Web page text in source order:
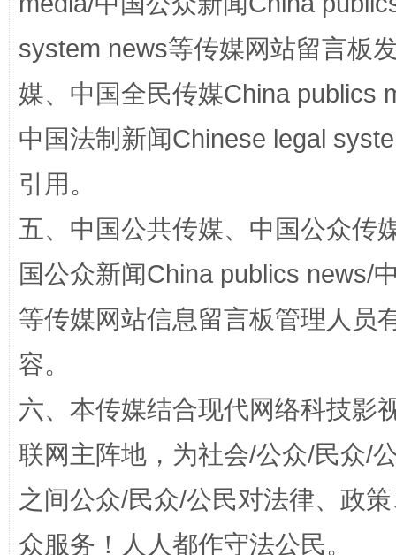
扯下公款旅游的“隐身衣” 如何以
system news等传媒网站留言板
媒、中国全民传媒China publics
中国法制新闻Chinese legal
引用。
五、中国公共传媒、中国公众传
国公众新闻China publics news/
等传媒网站信息留言板管理人员
容。
六、本传媒结合现代网络科技影
联网主阵地，为社会/公众/民众/
之间公众/民众/公民对法律、政
众服务！人人都作守法公民。